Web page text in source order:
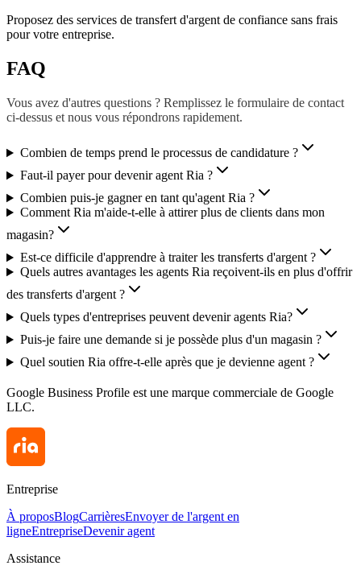
Proposez des services de transfert d'argent de confiance sans frais
pour votre entreprise.
FAQ
Vous avez d'autres questions ? Remplissez le formulaire de contact
ci-dessus et nous vous répondrons rapidement.
Combien de temps prend le processus de candidature ?
Faut-il payer pour devenir agent Ria ?
Combien puis-je gagner en tant qu'agent Ria ?
Comment Ria m'aide-t-elle à attirer plus de clients dans mon
magasin?
Est-ce difficile d'apprendre à traiter les transferts d'argent ?
Quels autres avantages les agents Ria reçoivent-ils en plus d'offrir
des transferts d'argent ?
Quels types d'entreprises peuvent devenir agents Ria?
Puis-je faire une demande si je possède plus d'un magasin ?
Quel soutien Ria offre-t-elle après que je devienne agent ?
Google Business Profile est une marque commerciale de Google
LLC.
Entreprise
À proposBlogCarrièresEnvoyer de l'argent en
ligneEntrepriseDevenir agent
Assistance